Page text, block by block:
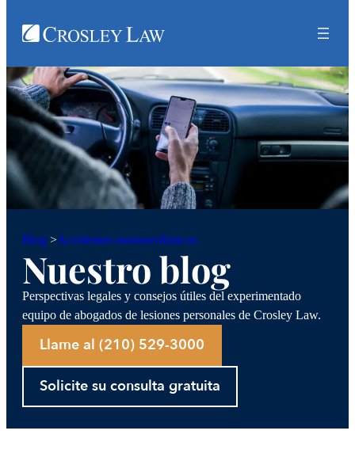
Blog >Accidentes automovilísticos
Nuestro blog
Perspectivas legales y consejos útiles del experimentado
equipo de abogados de lesiones personales de Crosley Law.
Llame al (210) 529-3000
Solicite su consulta gratuita